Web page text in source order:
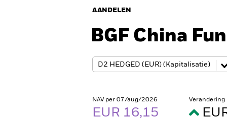
AANDELEN
BGF China
NAV per 07/aug/2026
EUR 16,15
Verandering